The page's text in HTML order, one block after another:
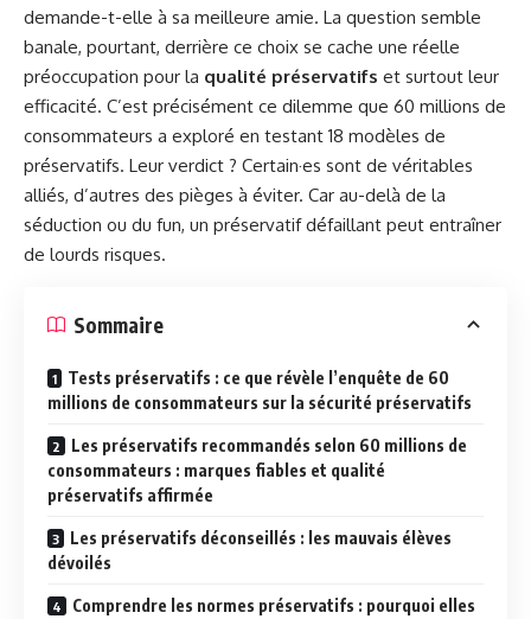
demande-t-elle à sa meilleure amie. La question semble
banale, pourtant, derrière ce choix se cache une réelle
préoccupation pour la qualité préservatifs et surtout leur
efficacité. C’est précisément ce dilemme que 60 millions de
consommateurs a exploré en testant 18 modèles de
préservatifs. Leur verdict ? Certain·es sont de véritables
alliés, d’autres des pièges à éviter. Car au-delà de la
séduction ou du fun, un préservatif défaillant peut entraîner
de lourds risques.
Sommaire
Tests préservatifs : ce que révèle l’enquête de 60
millions de consommateurs sur la sécurité préservatifs
Les préservatifs recommandés selon 60 millions de
consommateurs : marques fiables et qualité
préservatifs affirmée
Les préservatifs déconseillés : les mauvais élèves
dévoilés
Comprendre les normes préservatifs : pourquoi elles